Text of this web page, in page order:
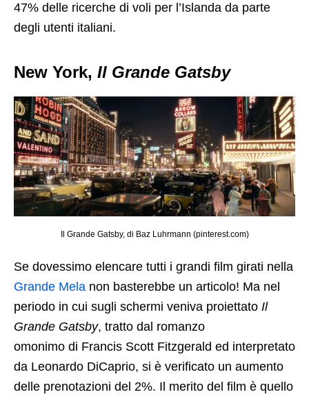
47% delle ricerche di voli per l’Islanda da parte
degli utenti italiani.
New York, Il Grande Gatsby
Il Grande Gatsby, di Baz Luhrmann (pinterest.com)
Se dovessimo elencare tutti i grandi film girati nella
Grande Mela non basterebbe un articolo! Ma nel
periodo in cui sugli schermi veniva proiettato Il
Grande Gatsby, tratto dal romanzo
omonimo di Francis Scott Fitzgerald ed interpretato
da Leonardo DiCaprio, si è verificato un aumento
delle prenotazioni del 2%. Il merito del film è quello